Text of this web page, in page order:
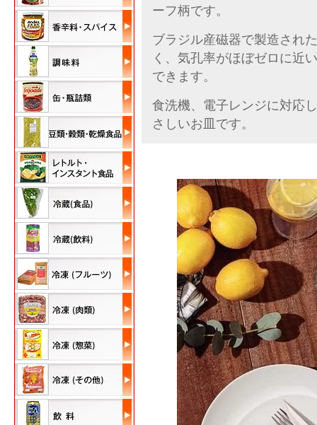
ーフ柄です。
ブラジル産磁器で製造され
く、気孔率がほぼゼロに近
できます。
食洗機、電子レンジに対応
さしいお皿です。